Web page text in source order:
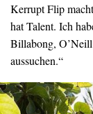
Kerrupt Flip
hat Talent. Ich
Billabong,
aussuchen.“